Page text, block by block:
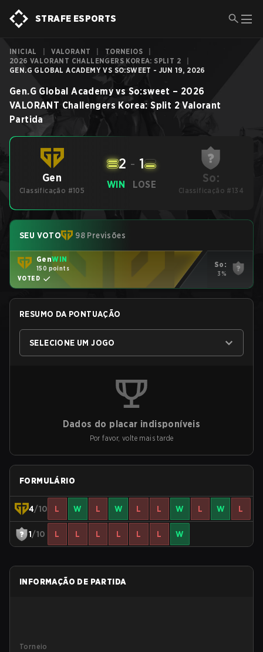
STRAFE ESPORTS
INICIAL VALORANT TORNEIOS
2026 VALORANT CHALLENGERS KOREA: SPLIT 2
GEN.G GLOBAL ACADEMY VS SO:SWEET - JUN 19, 2026
Gen.G Global Academy vs So:sweet – 2026
VALORANT Challengers Korea: Split 2 Valorant
Partida
Gen
Classificação #105
WIN
2 - 1
LOSE So:
Classificação #134
SEU VOTO 98 Previsões
GenWIN
150 points
VOTED
So:
3%
RESUMO DA PONTUAÇÃO
SELECIONE UM JOGO
Dados do placar indisponíveis
Por favor, volte mais tarde
FORMULÁRIO
4/10 L W L W L L W L W L
1/10 L L L L L L W
INFORMAÇÃO DE PARTIDA
Torneio